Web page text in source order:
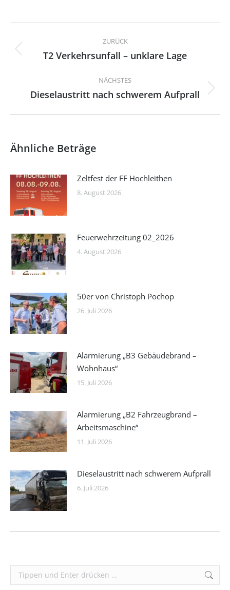
Kommentarnavigation
ZURÜCK
Vorheriger
T2 Verkehrsunfall – unklare Lage
NÄCHSTES
Nächster
Dieselaustritt nach schwerem Aufprall
Ähnliche Beträge
Zeltfest der FF Hochleithen
8. August 2026
Feuerwehrzeitung 02_2026
4. August 2026
50er von Christoph Pochop
26. Juli 2026
Alarmierung „B3 Gebäudebrand –
Wohnhaus“
15. Juli 2026
Alarmierung „B2 Fahrzeugbrand –
Arbeitsmaschine“
11. Juli 2026
Dieselaustritt nach schwerem Aufprall
6. Juli 2026
Search: